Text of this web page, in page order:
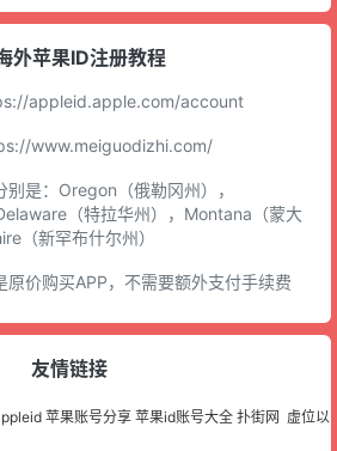
外苹果ID注册教程
appleid.apple.com/account
www.meiguodizhi.com/
是：Oregon（俄勒冈州），
（特拉华州），Montana（蒙大
（新罕布什尔州）
价购买APP，不需要额外支付手续费
友情链接
苹果账号分享 苹果id账号大全 扑街网 虚位以